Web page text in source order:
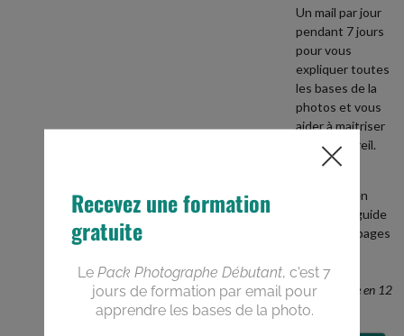
Un mail par jour
pendant 7 jours
pour vous
expliquer toutes
les bases de la
photos et vous
aider à maitriser
votre appareil.
recevez en
BONUS le guide
PDF de 40 pages
meilleur
photographe en 12
semaines